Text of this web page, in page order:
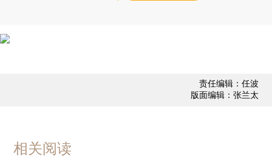
责任编辑：任波
版面编辑：张兰太
相关阅读